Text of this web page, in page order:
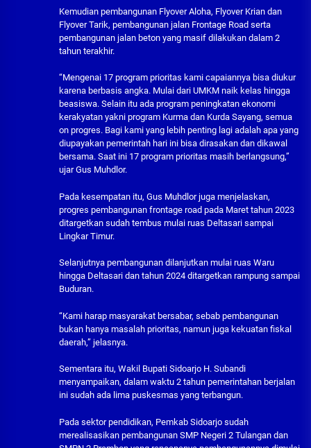
Kemudian pembangunan Flyover Aloha, Flyover Krian dan
Flyover Tarik, pembangunan jalan Frontage Road serta
pembangunan jalan beton yang masif dilakukan dalam 2
tahun terakhir.
“Mengenai 17 program prioritas kami capaiannya bisa diukur
karena berbasis angka. Mulai dari UMKM naik kelas hingga
beasiswa. Selain itu ada program peningkatan ekonomi
kerakyatan yakni program Kurma dan Kurda Sayang, semua
on progres. Bagi kami yang lebih penting lagi adalah apa yang
diupayakan pemerintah hari ini bisa dirasakan dan dikawal
bersama. Saat ini 17 program prioritas masih berlangsung,”
ujar Gus Muhdlor.
Pada kesempatan itu, Gus Muhdlor juga menjelaskan,
progres pembangunan frontage road pada Maret tahun 2023
ditargetkan sudah tembus mulai ruas Deltasari sampai
Lingkar Timur.
Selanjutnya pembangunan dilanjutkan mulai ruas Waru
hingga Deltasari dan tahun 2024 ditargetkan rampung sampai
Buduran.
“Kami harap masyarakat bersabar, sebab pembangunan
bukan hanya masalah prioritas, namun juga kekuatan fiskal
daerah,” jelasnya.
Sementara itu, Wakil Bupati Sidoarjo H. Subandi
menyampaikan, dalam waktu 2 tahun pemerintahan berjalan
ini sudah ada lima puskesmas yang terbangun.
Pada sektor pendidikan, Pemkab Sidoarjo sudah
merealisasikan pembangunan SMP Negeri 2 Tulangan dan